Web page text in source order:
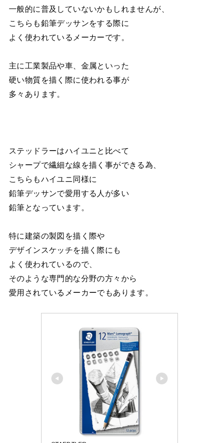
一般的に普及していないかもしれませんが、
こちらも鉛筆デッサンをする際に
よく使われているメーカーです。
主に工業製品や車、金属といった
硬い物質を描く際に使われる事が
多々あります。
ステッドラーはハイユニと比べて
シャープで繊細な線を描く事ができる為、
こちらもハイユニ同様に
鉛筆デッサンで愛用する人が多い
鉛筆となっています。
特に建築の製図を描く際や
デザインスケッチを描く際にも
よく使われているので、
そのような専門的な分野の方々から
愛用されているメーカーでもあります。